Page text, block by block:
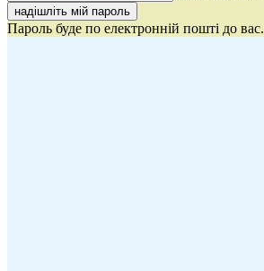
Пароль буде по електронній пошті до вас.